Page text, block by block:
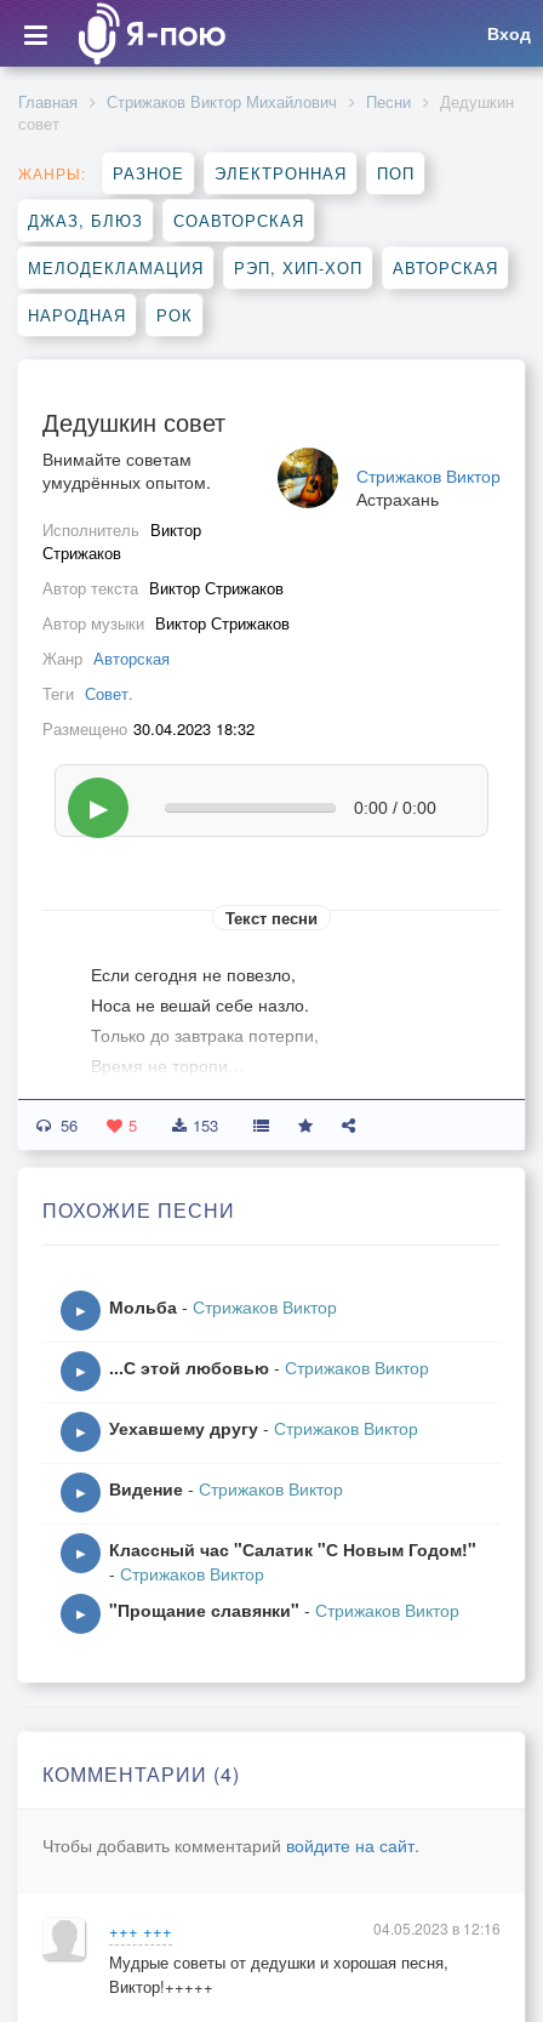
Вход
Главная Стрижаков Виктор Михайлович Песни
Дедушкин
совет
ЖАНРЫ: РАЗНОЕ ЭЛЕКТРОННАЯ ПОП
ДЖАЗ, БЛЮЗ СОАВТОРСКАЯ
МЕЛОДЕКЛАМАЦИЯ РЭП, ХИП-ХОП АВТОРСКАЯ
НАРОДНАЯ РОК
Дедушкин совет
Стрижаков Виктор
Астрахань
Внимайте советам
умудрённых опытом.
Исполнитель Виктор
Стрижаков
Автор текста Виктор Стрижаков
Автор музыки Виктор Стрижаков
Жанр Авторская
Теги Совет.
Размещено 30.04.2023 18:32
▶ 0:00 / 0:00
Текст песни
Если сегодня не повезло,
Носа не вешай себе назло.
Только до завтрака потерпи,
Время не торопи…
«Утро вечера мудренее», -
Дедушка мне сказал.
Дедушка проверял.
Значит, судьба их пути свела.
Завтрака ожидай.
Если ушла та, что всех милей
Ночь переспать со своей бедой-
«Утро вечера мудренее»,-
Дедушка утверждал.
56 5 153
ПОХОЖИЕ ПЕСНИ
▶ Мольба - Стрижаков Виктор
▶ ...С этой любовью - Стрижаков Виктор
▶ Уехавшему другу - Стрижаков Виктор
▶ Видение - Стрижаков Виктор
▶
Классный час "Салатик "С Новым Годом!"
- Стрижаков Виктор
▶ "Прощание славянки" - Стрижаков Виктор
КОММЕНТАРИИ (4)
Чтобы добавить комментарий войдите на сайт.
+++ +++
Мудрые советы от дедушки и хорошая песня,
Виктор!+++++
04.05.2023 в 12:16